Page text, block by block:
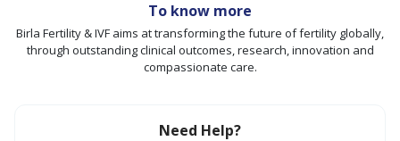
To know more
Birla Fertility & IVF aims at transforming the future of fertility globally,
through outstanding clinical outcomes, research, innovation and
compassionate care.
Need Help?